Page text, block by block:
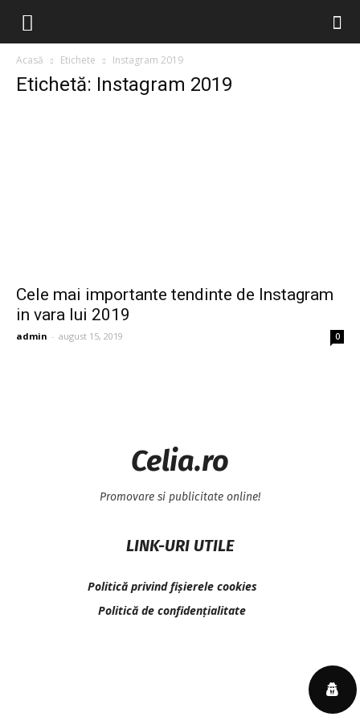
Acasă Etichete Instagram 2019
Etichetă: Instagram 2019
Cele mai importante tendinte de Instagram
in vara lui 2019
admin - august 15, 2019 0
Celia.ro
Promovare si publicitate online!
LINK-URI UTILE
Politică privind fișierele cookies
Politică de confidențialitate